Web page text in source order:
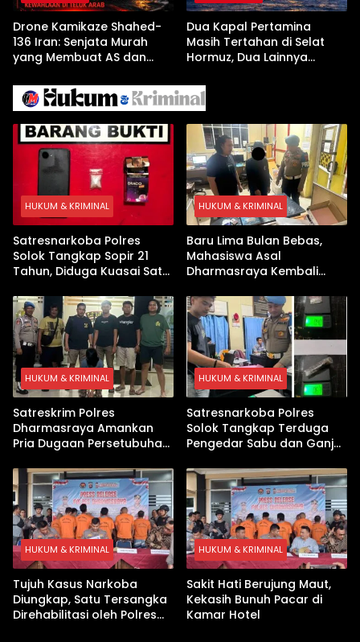
Drone Kamikaze Shahed-
136 Iran: Senjata Murah
yang Membuat AS dan
Arab
Dua Kapal Pertamina
Masih Tertahan di Selat
Hormuz, Dua Lainnya
HUKUM & KRIMINAL
Satresnarkoba Polres
Solok Tangkap Sopir 21
Tahun, Diduga Kuasai Satu
HUKUM & KRIMINAL
Baru Lima Bulan Bebas,
Mahasiswa Asal
Dharmasraya Kembali
HUKUM & KRIMINAL
Satreskrim Polres
Dharmasraya Amankan
Pria Dugaan Persetubuhan
HUKUM & KRIMINAL
Satresnarkoba Polres
Solok Tangkap Terduga
Pengedar Sabu dan Ganja
HUKUM & KRIMINAL
Tujuh Kasus Narkoba
Diungkap, Satu Tersangka
Direhabilitasi oleh Polres
HUKUM & KRIMINAL
Sakit Hati Berujung Maut,
Kekasih Bunuh Pacar di
Kamar Hotel